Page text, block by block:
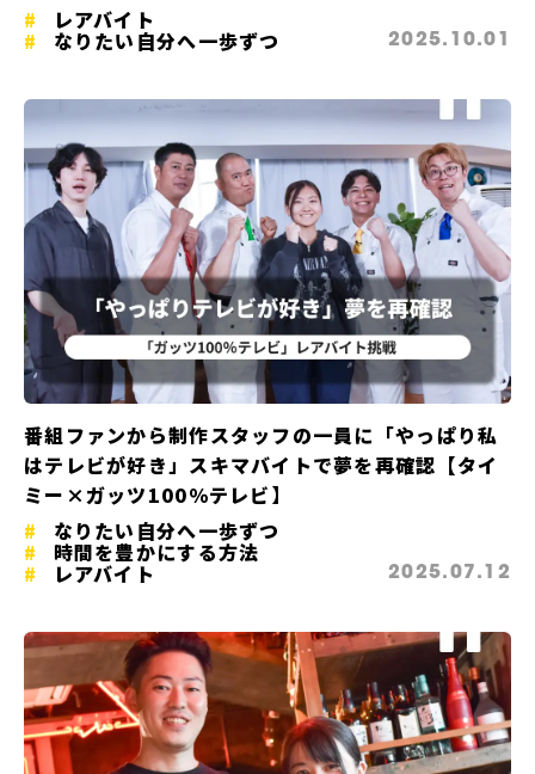
レアバイト
なりたい自分へ一歩ずつ 2025.10.01
番組ファンから制作スタッフの一員に「やっぱり私
はテレビが好き」スキマバイトで夢を再確認【タイ
ミー×ガッツ100％テレビ】
なりたい自分へ一歩ずつ
時間を豊かにする方法
レアバイト 2025.07.12